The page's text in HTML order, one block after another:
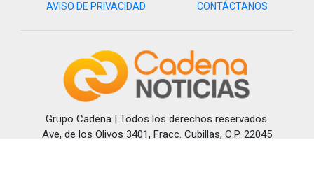
AVISO DE PRIVACIDAD CONTÁCTANOS
Grupo Cadena | Todos los derechos reservados.
Ave, de los Olivos 3401, Fracc. Cubillas, C.P. 22045